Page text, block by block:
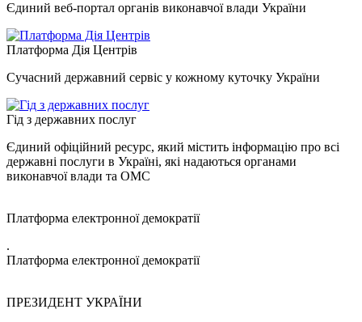
Єдиний веб-портал органів виконавчої влади України
Платформа Дія Центрів
Сучасний державний сервіс у кожному куточку України
Гід з державних послуг
Єдиний офіційний ресурс, який містить інформацію про всі
державні послуги в Україні, які надаються органами
виконавчої влади та ОМС
Платформа електронної демократії
.
Платформа електронної демократії
ПРЕЗИДЕНТ УКРАЇНИ